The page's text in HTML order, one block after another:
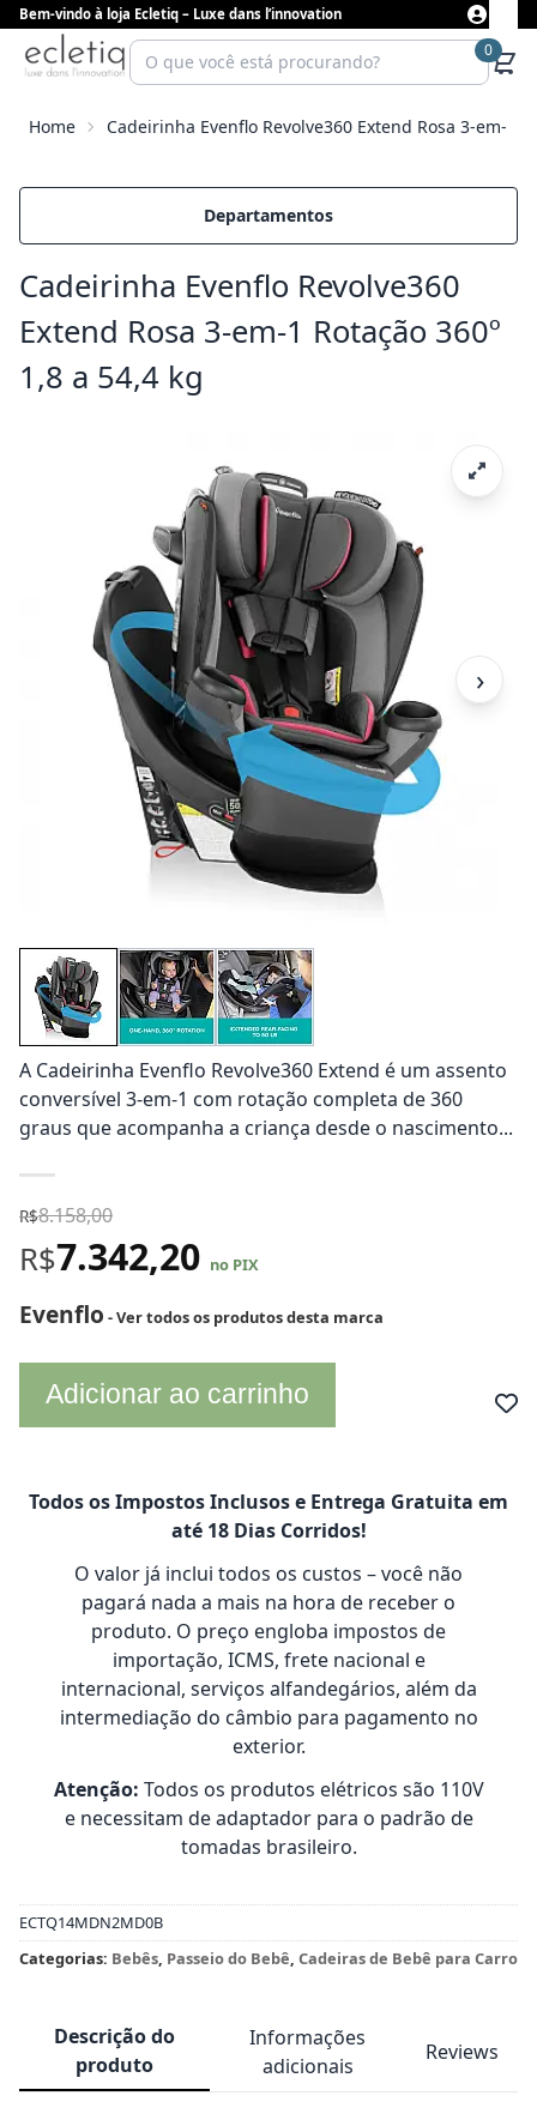
Bem-vindo à loja Ecletiq – Luxe dans l’innovation
0
Home Cadeirinha Evenflo Revolve360 Extend Rosa 3-em-1
Departamentos
Cadeirinha Evenflo Revolve360
Extend Rosa 3-em-1 Rotação 360º
1,8 a 54,4 kg
›
A Cadeirinha Evenflo Revolve360 Extend é um assento
conversível 3-em-1 com rotação completa de 360
graus que acompanha a criança desde o nascimento...
R$8.158,00
R$7.342,20 no PIX
Evenflo - Ver todos os produtos desta marca
Adicionar ao carrinho
Todos os Impostos Inclusos e Entrega Gratuita em
até 18 Dias Corridos!
O valor já inclui todos os custos – você não
pagará nada a mais na hora de receber o
produto. O preço engloba impostos de
importação, ICMS, frete nacional e
internacional, serviços alfandegários, além da
intermediação do câmbio para pagamento no
exterior.
Atenção: Todos os produtos elétricos são 110V
e necessitam de adaptador para o padrão de
tomadas brasileiro.
ECTQ14MDN2MD0B
Categorias: Bebês, Passeio do Bebê, Cadeiras de Bebê para Carro
Descrição do
produto
Informações
adicionais
Reviews